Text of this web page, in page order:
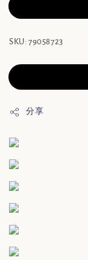
SKU: 79058723
分享